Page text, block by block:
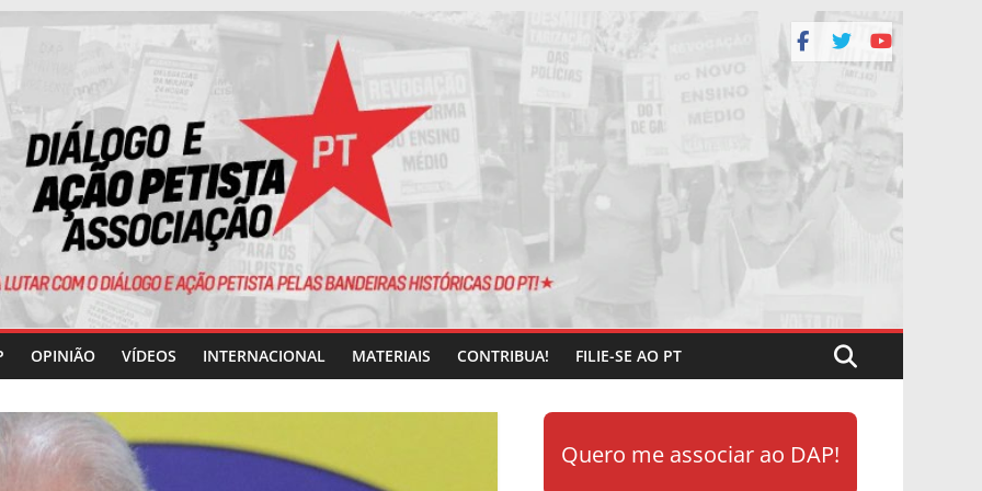
OPINIÃO VÍDEOS INTERNACIONAL MATERIAIS CONTRIBUA! FILIE-SE AO PT
Quero me associar ao DAP!